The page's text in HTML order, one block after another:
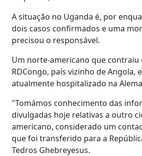
A situação no Uganda é, por
dois casos confirmados e uma
precisou o responsável.
Um norte-americano que contraiu
RDCongo, país vizinho de Angola,
atualmente hospitalizado na
"Tomámos conhecimento das
divulgadas hoje relativas a outro
americano, considerado um
que foi transferido para a
Tedros Ghebreyesus.